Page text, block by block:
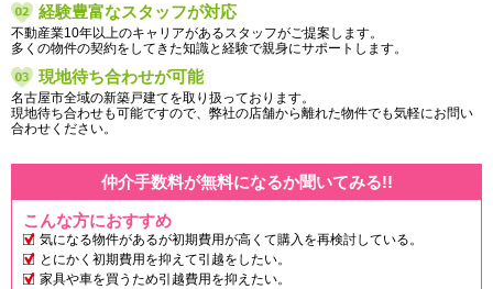
経験豊富なスタッフが対応
不動産業10年以上のキャリアがあるスタッフがご提案します。
多くの物件の契約をしてきた知識と経験で親身にサポートします。
現地待ち合わせが可能
名古屋市全域の新築戸建てを取り扱っております。
現地待ち合わせも可能ですので、弊社の店舗から離れた物件でも気軽にお問い
合わせください。
仲介手数料が無料になるか聞いてみる!!
こんな方におすすめ
気になる物件があるが初期費用が高くて購入を再検討している。
とにかく初期費用を抑えて引越をしたい。
家具や車を買うため引越費用を抑えたい。